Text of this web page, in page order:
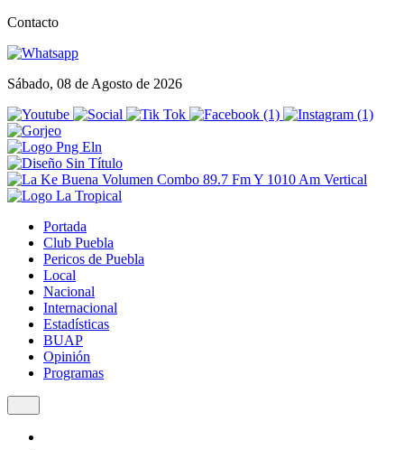
Contacto
Sábado, 08 de Agosto de 2026
Portada
Club Puebla
Pericos de Puebla
Local
Nacional
Internacional
Estadísticas
BUAP
Opinión
Programas